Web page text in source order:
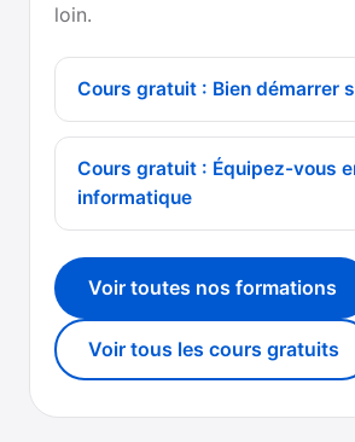
loin.
Cours gratuit : Bien démarrer
Cours gratuit : Équipez-vous
informatique
Voir toutes nos formations
Voir tous les cours gratuits